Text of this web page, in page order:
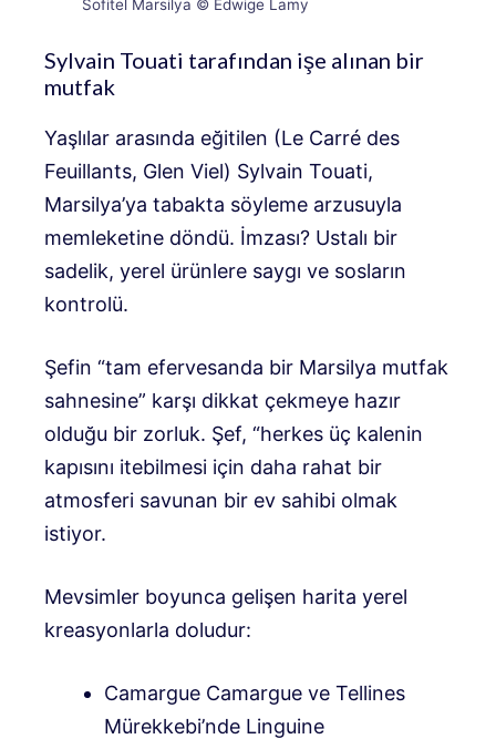
Sofitel Marsilya © Edwige Lamy
Sylvain Touati tarafından işe alınan bir
mutfak
Yaşlılar arasında eğitilen (Le Carré des
Feuillants, Glen Viel) Sylvain Touati,
Marsilya’ya tabakta söyleme arzusuyla
memleketine döndü. İmzası? Ustalı bir
sadelik, yerel ürünlere saygı ve sosların
kontrolü.
Şefin “tam efervesanda bir Marsilya mutfak
sahnesine” karşı dikkat çekmeye hazır
olduğu bir zorluk. Şef, “herkes üç kalenin
kapısını itebilmesi için daha rahat bir
atmosferi savunan bir ev sahibi olmak
istiyor.
Mevsimler boyunca gelişen harita yerel
kreasyonlarla doludur:
Camargue Camargue ve Tellines
Mürekkebi’nde Linguine